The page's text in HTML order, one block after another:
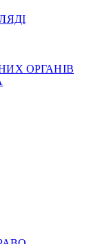
ОРГАНІВ